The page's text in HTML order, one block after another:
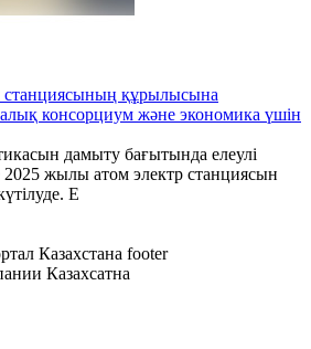
станциясының құрылысына
консорциум және экономика үшін
дамыту бағытында елеулі
2025 жылы атом электр станциясын
Е
Казахсатна